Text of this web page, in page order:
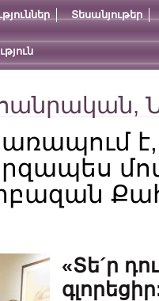
Տեսանյութեր
,
է,
«Տե´ր